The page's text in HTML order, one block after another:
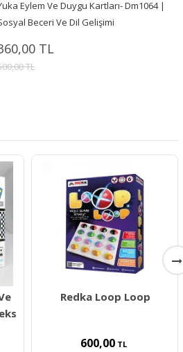
Eylem Ve Duygu Kartları- Dm1064 |
Beceri Ve Dil Gelişimi
TL
TL
Redka Loop Loop
600,00 TL